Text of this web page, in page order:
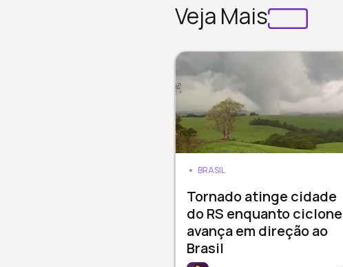
Veja Mais
BRASIL
Tornado atinge cidade
do RS enquanto ciclone
avança em direção ao
Brasil